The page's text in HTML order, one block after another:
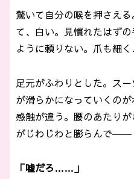
驚いて自分の喉を押さえ
て、白い。見慣れたはず
ように頼りない。爪も細く
足元がふわりとした。ス
が滑らかになっていくの
感触が違う。腰のあたり
がじわじわと膨らんで――
「嘘だろ……」